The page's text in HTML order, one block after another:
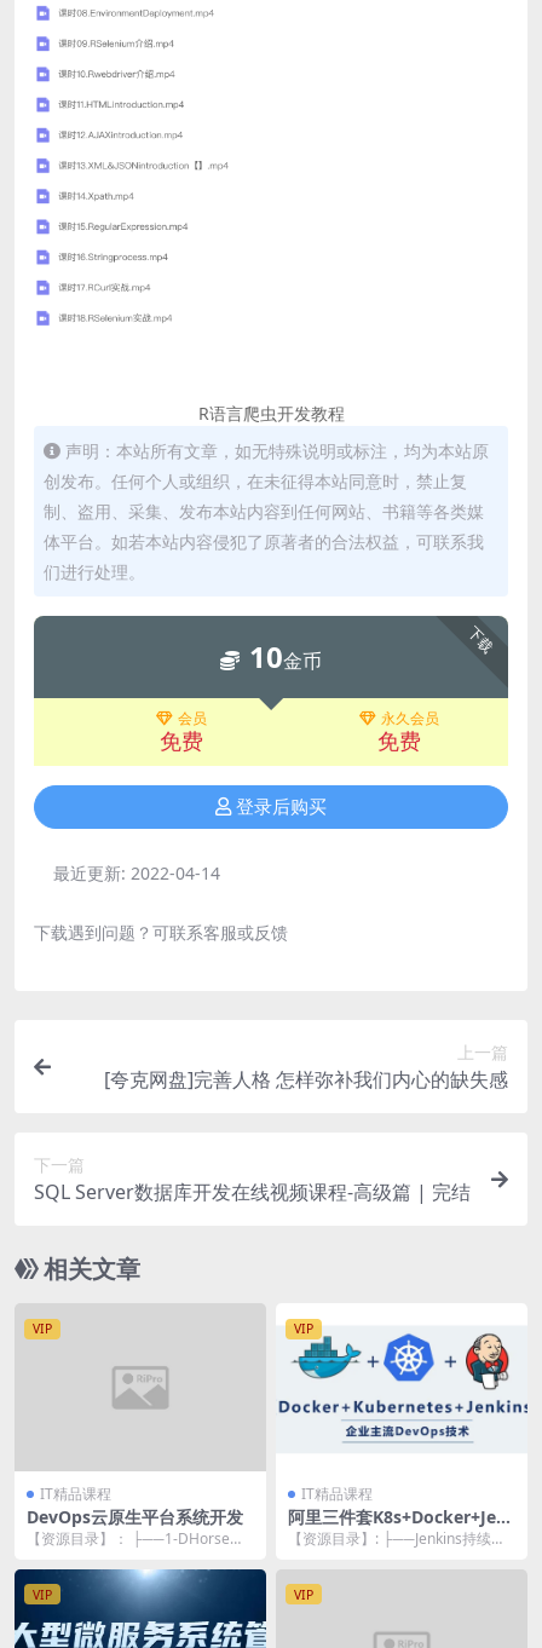
R语言爬虫开发教程
声明：本站所有文章，如无特殊说明或标注，均为本站原
创发布。任何个人或组织，在未征得本站同意时，禁止复
制、盗用、采集、发布本站内容到任何网站、书籍等各类媒
体平台。如若本站内容侵犯了原著者的合法权益，可联系我
们进行处理。
下载
10金币
会员
免费
永久会员
免费
登录后购买
最近更新: 2022-04-14
下载遇到问题？可联系客服或反馈
上一篇
[夸克网盘]完善人格 怎样弥补我们内心的缺失感
下一篇
SQL Server数据库开发在线视频课程-高级篇 | 完结
相关文章
VIP
IT精品课程
DevOps云原生平台系统开发
【资源目录】： ├──1-DHorse课
VIP
IT精品课程
阿里三件套K8s+Docker+Jen
kins实战
【资源目录】: ├──Jenkins持续集
VIP VIP